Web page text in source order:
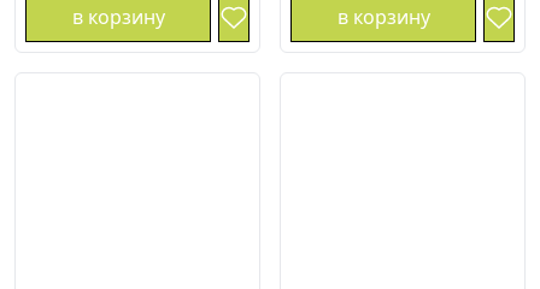
в корзину в корзину